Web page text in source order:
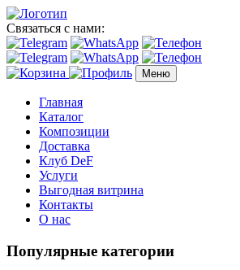
Связаться с нами:
Меню
Главная
Каталог
Композиции
Доставка
Клуб DeF
Услуги
Выгодная витрина
Контакты
О нас
Популярные категории